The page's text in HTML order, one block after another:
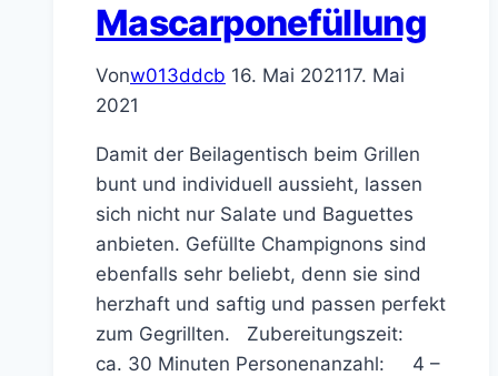
Mascarponefüllung
Vonw013ddcb 16. Mai 202117. Mai
2021
Damit der Beilagentisch beim Grillen
bunt und individuell aussieht, lassen
sich nicht nur Salate und Baguettes
anbieten. Gefüllte Champignons sind
ebenfalls sehr beliebt, denn sie sind
herzhaft und saftig und passen perfekt
zum Gegrillten. Zubereitungszeit:
ca. 30 Minuten Personenanzahl: 4 –